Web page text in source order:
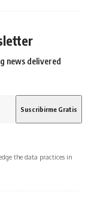
news delivered
the data practices in